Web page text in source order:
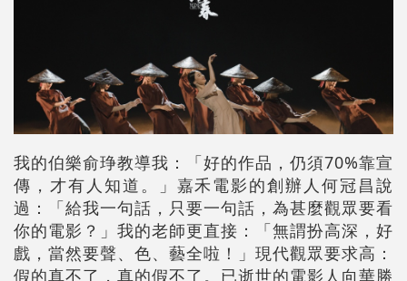
我的伯樂俞琤教導我：「好的作品，仍須70%靠宣
傳，才有人知道。」嘉禾電影的創辦人何冠昌說
過：「給我一句話，只要一句話，為甚麼觀眾要看
你的電影？」我的老師更直接：「無謂扮高深，好
戲，當然要聲、色、藝全啦！」現代觀眾要求高：
假的真不了，真的假不了。已逝世的電影人向華勝